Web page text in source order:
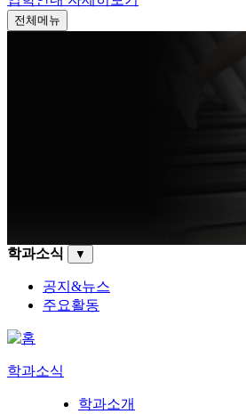
전체메뉴
학과소식 ▼
공지&뉴스
주요활동
학과소식
학과소개